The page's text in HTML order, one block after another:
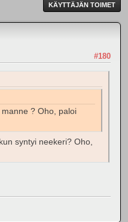
KÄYTTÄJÄN TOIMET
#180
? Oho, paloi
syntyi neekeri? Oho,